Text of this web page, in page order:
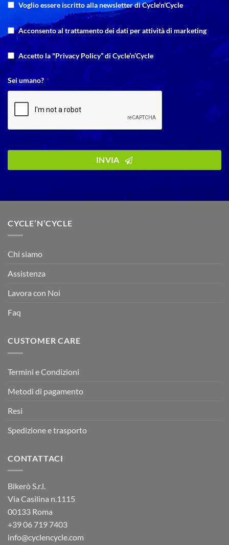
Voglio essere iscritto alla newsletter di Cycle'n'Cycle
Acconsento al trattamento dei dati per attività di marketing
Accetto la "Privacy Policy” di Cycle’n’Cycle
Sei umano? *
INVIA
CYCLE’N’CYCLE
Chi siamo
Assistenza
Lavora con Noi
Faq
CUSTOMER CARE
Termini e Condizioni
Metodi di pagamento
Resi
Spedizione e trasporto
CONTATTACI
Bikerò S.r.l.
Via Casilina n.1115
00133 Roma
+3906 719 7403
info@cyclencycle.com